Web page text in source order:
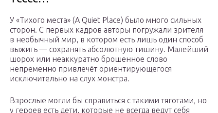
У «Тихого места» (A Quiet Place) было много сильных
сторон. С первых кадров авторы погружали зрителя
в необычный мир, в котором есть лишь один способ
выжить — сохранять абсолютную тишину. Малейший
шорох или неаккуратно брошенное слово
непременно привлечёт ориентирующегося
исключительно на слух монстра.
Взрослые могли бы справиться с такими тяготами, но
у героев есть дети, которые не всегда ведут себя